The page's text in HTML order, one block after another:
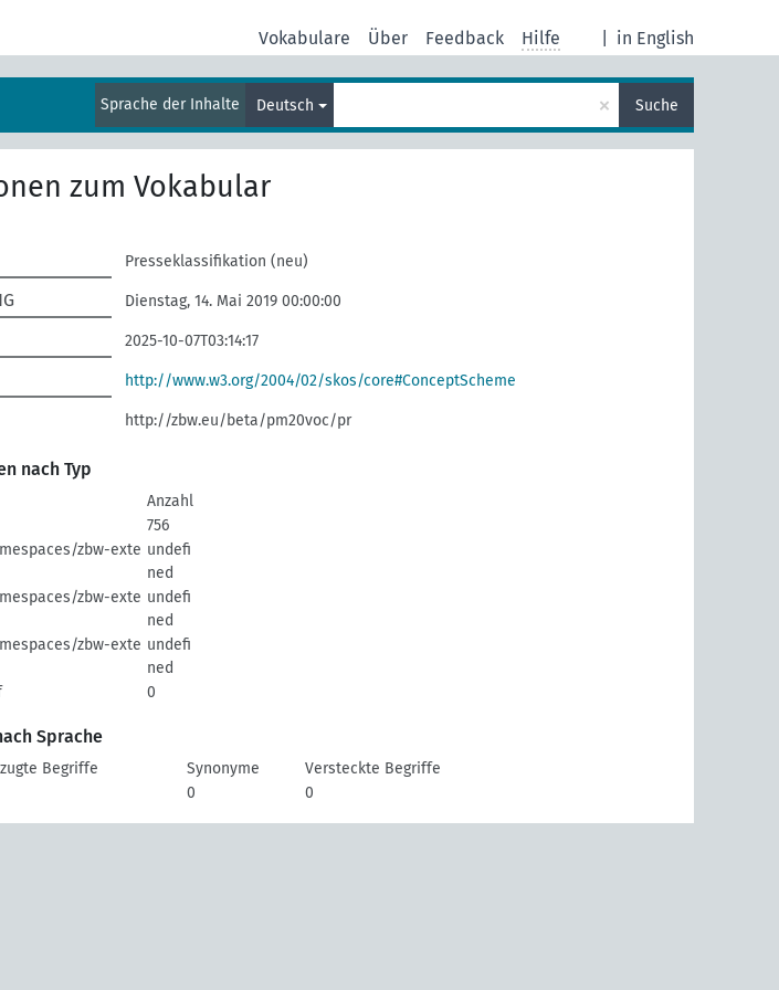
in English
Vokabulare Über Feedback Hilfe
Sprache der Inhalte Deutsch × Suche
zum Vokabular
Presseklassifikation (neu)
Dienstag, 14. Mai 2019 00:00:00
2025-10-07T03:14:17
http://www.w3.org/2004/02/skos/core#ConceptScheme
http://zbw.eu/beta/pm20voc/pr
nach Typ
Anzahl
756
zbw-exte undefi
ned
zbw-exte undefi
ned
zbw-exte undefi
ned
0
Sprache
Begriffe Synonyme
Versteckte Begriffe
0 0